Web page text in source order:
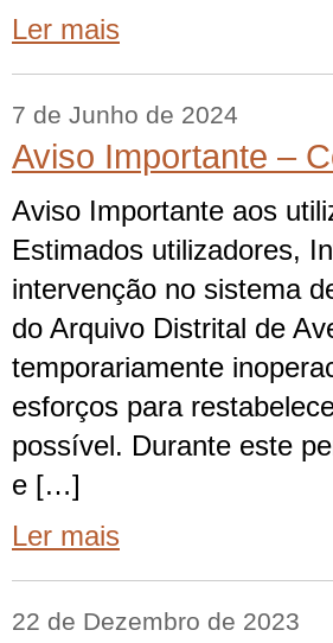
Ler mais
7 de Junho de 2024
Aviso Importante –
Aviso Importante aos
Estimados utilizadores,
intervenção no sistema
do Arquivo Distrital de
temporariamente
esforços para
possível. Durante este
e […]
Ler mais
22 de Dezembro de 2023